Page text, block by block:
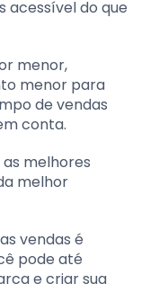
acessível do que
menor,
menor para
de vendas
conta.
melhores
melhor
vendas é
pode até
e criar sua